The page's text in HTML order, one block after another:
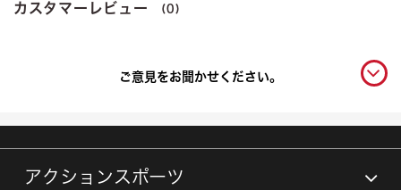
カスタマーレビュー (0)
ご意見をお聞かせください。
アクションスポーツ